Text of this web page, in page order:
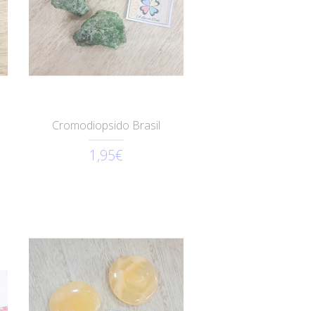
Cromodiopsido Brasil
1,95€